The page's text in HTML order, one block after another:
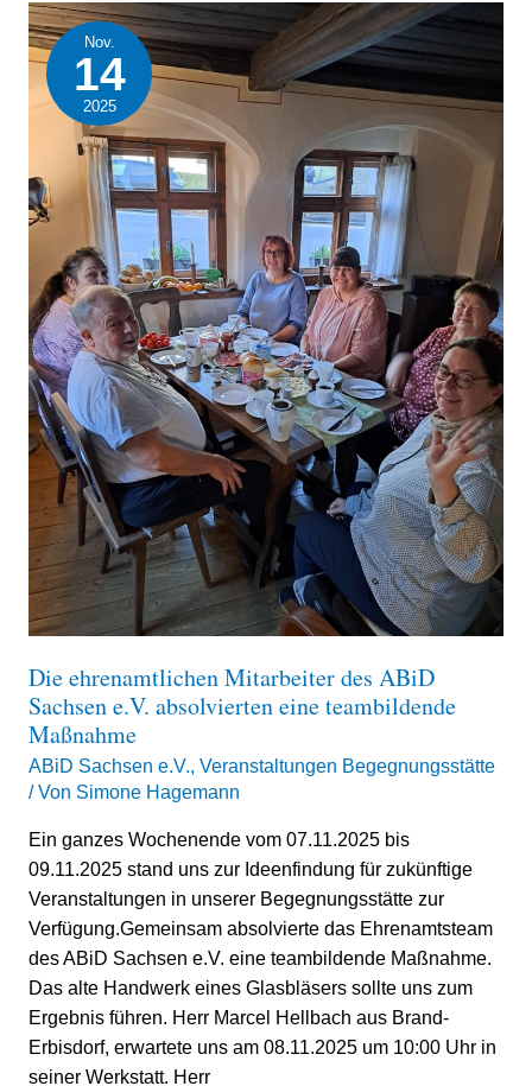
Nov.
14
2025
Die ehrenamtlichen Mitarbeiter des ABiD
Sachsen e.V. absolvierten eine teambildende
Maßnahme
ABiD Sachsen e.V., Veranstaltungen Begegnungsstätte
/ Von Simone Hagemann
Ein ganzes Wochenende vom 07.11.2025 bis
09.11.2025 stand uns zur Ideenfindung für zukünftige
Veranstaltungen in unserer Begegnungsstätte zur
Verfügung.Gemeinsam absolvierte das Ehrenamtsteam
des ABiD Sachsen e.V. eine teambildende Maßnahme.
Das alte Handwerk eines Glasbläsers sollte uns zum
Ergebnis führen. Herr Marcel Hellbach aus Brand-
Erbisdorf, erwartete uns am 08.11.2025 um 10:00 Uhr in
seiner Werkstatt. Herr
Die
ehrenamtlichen
Mitarbeiter
des
ABiD
Sachsen
absolvierten
eine
teambildende
Maßnahme